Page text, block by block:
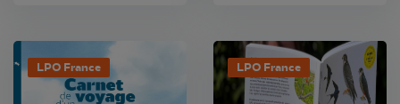
LPO France LPO France